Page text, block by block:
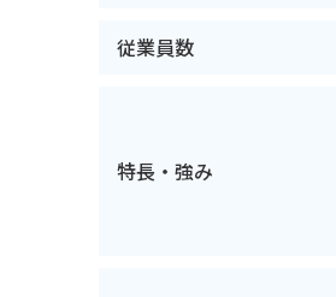
従業員数
特長・強み